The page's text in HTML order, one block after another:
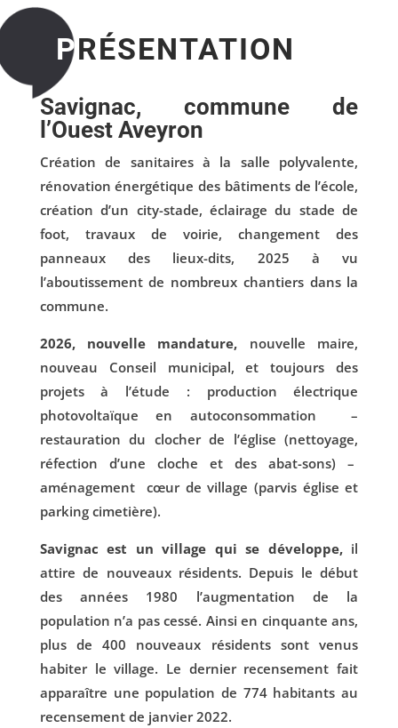
PRÉSENTATION
Savignac, commune de
l’Ouest Aveyron
Création de sanitaires à la salle polyvalente,
rénovation énergétique des bâtiments de l’école,
création d’un city-stade, éclairage du stade de
foot, travaux de voirie, changement des
panneaux des lieux-dits, 2025 à vu
l’aboutissement de nombreux chantiers dans la
commune.
2026, nouvelle mandature, nouvelle maire,
nouveau Conseil municipal, et toujours des
projets à l’étude : production électrique
photovoltaïque en autoconsommation –
restauration du clocher de l’église (nettoyage,
réfection d’une cloche et des abat-sons) –
aménagement cœur de village (parvis église et
parking cimetière).
Savignac est un village qui se développe,il
attire de nouveaux résidents. Depuis le début
des années 1980 l’augmentation de la
population n’a pas cessé. Ainsi en cinquante ans,
plus de 400 nouveaux résidents sont venus
habiter le village. Le dernier recensement fait
apparaître une population de 774 habitants au
recensement de janvier 2022.